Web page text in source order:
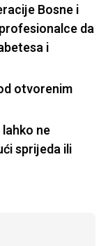
Bosne i
da
i
otvorenim
ne
sprijeda ili